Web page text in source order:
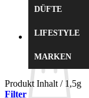
DÜFTE
LIFESTYLE
MARKEN
Produkt Inhalt /1,5g
Filter